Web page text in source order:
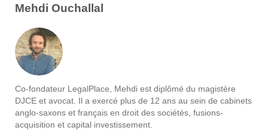
Mehdi Ouchallal
Co-fondateur LegalPlace, Mehdi est diplômé du magistère
DJCE et avocat. Il a exercé plus de 12 ans au sein de cabinets
anglo-saxons et français en droit des sociétés, fusions-
acquisition et capital investissement.